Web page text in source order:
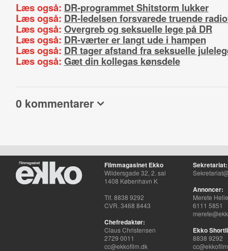
Læs også: DR-programmet Shitstorm lukker
Læs også: DR-ledelsen forsvarede truende
Læs også: Overgreb og seksuelle lege på DR
Læs også: DR-værter er langt ude i hampen
Læs også: DR tager afstand fra seksuelle
Læs også: Gæt din kollegas kønsdele
0 kommentarer
Filmmagasinet Ekko
Wildersgade 32, 2. sal
1408 København K
Tlf. 8838 9292
CVR. 3468 8443
Chefredaktør:
Claus Christensen
2729 0011
cc@ekkofilm.dk
Sekretariat:
Annoncer:
Merete
6111 5851
Ekko
8838 9292